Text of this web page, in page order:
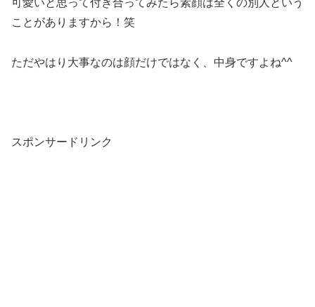
可愛いと思って付き合ってみたら素顔は全くの別人という
ことがありますから！笑
ただやはり大事なのは顔だけではなく、中身ですよね^^
スポンサードリンク